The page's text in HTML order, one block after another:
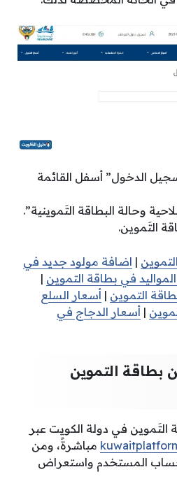
الدخول” أسفل القائمة
وحالة البطاقة التَموينية”.
التَموين.
| اضافة مولود جديد في
في بطاقة التموين |
التموين | أسعار السلع
| أسعار الدجاج في
بطاقة التموين
التَموين في دولة الكويت عبر
مباشرةً، ومن
المستخدم واستعراض